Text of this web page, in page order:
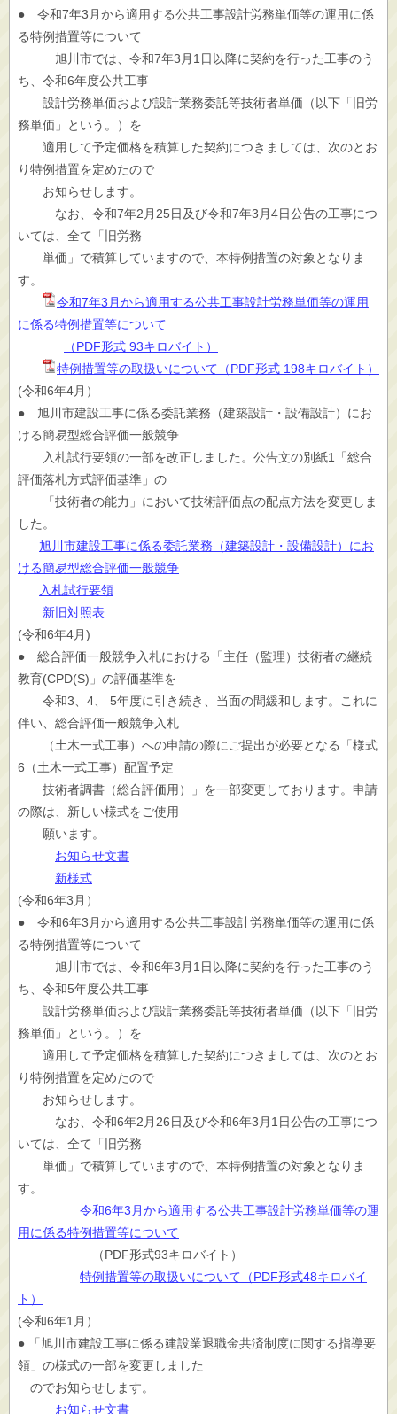
● 令和7年3月から適用する公共工事設計労務単価等の運用に係
る特例措置等について
旭川市では、令和7年3月1日以降に契約を行った工事のう
ち、令和6年度公共工事
設計労務単価および設計業務委託等技術者単価（以下「旧労
務単価」という。）を
適用して予定価格を積算した契約につきましては、次のとお
り特例措置を定めたので
お知らせします。
なお、令和7年2月25日及び令和7年3月4日公告の工事につ
いては、全て「旧労務
単価」で積算していますので、本特例措置の対象となりま
す。
令和7年3月から適用する公共工事設計労務単価等の運用
に係る特例措置等について
（PDF形式 93キロバイト）
特例措置等の取扱いについて（PDF形式 198キロバイト）
(令和6年4月）
● 旭川市建設工事に係る委託業務（建築設計・設備設計）にお
ける簡易型総合評価一般競争
入札試行要領の一部を改正しました。公告文の別紙1「総合
評価落札方式評価基準」の
「技術者の能力」において技術評価点の配点方法を変更しま
した。
旭川市建設工事に係る委託業務（建築設計・設備設計）にお
ける簡易型総合評価一般競争
入札試行要領
新旧対照表
(令和6年4月)
● 総合評価一般競争入札における「主任（監理）技術者の継続
教育(CPD(S)」の評価基準を
令和3、4、 5年度に引き続き、当面の間緩和します。これに
伴い、総合評価一般競争入札
（土木一式工事）への申請の際にご提出が必要となる「様式
6（土木一式工事）配置予定
技術者調書（総合評価用）」を一部変更しております。申請
の際は、新しい様式をご使用
願います。
お知らせ文書
新様式
(令和6年3月）
● 令和6年3月から適用する公共工事設計労務単価等の運用に係
る特例措置等について
旭川市では、令和6年3月1日以降に契約を行った工事のう
ち、令和5年度公共工事
設計労務単価および設計業務委託等技術者単価（以下「旧労
務単価」という。）を
適用して予定価格を積算した契約につきましては、次のとお
り特例措置を定めたので
お知らせします。
なお、令和6年2月26日及び令和6年3月1日公告の工事につ
いては、全て「旧労務
単価」で積算していますので、本特例措置の対象となりま
す。
令和6年3月から適用する公共工事設計労務単価等の運
用に係る特例措置等について
（PDF形式93キロバイト）
特例措置等の取扱いについて（PDF形式48キロバイ
ト）
(令和6年1月）
● 「旭川市建設工事に係る建設業退職金共済制度に関する指導要
領」の様式の一部を変更しました
のでお知らせします。
お知らせ文書